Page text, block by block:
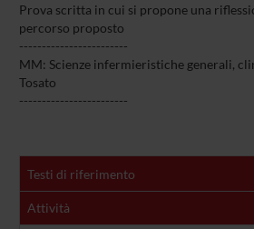
Prova scritta in cui si propone una
percorso proposto
------------------------
MM: Scienze infermieristiche generali,
Tosato
------------------------
Testi di riferimento
Attività